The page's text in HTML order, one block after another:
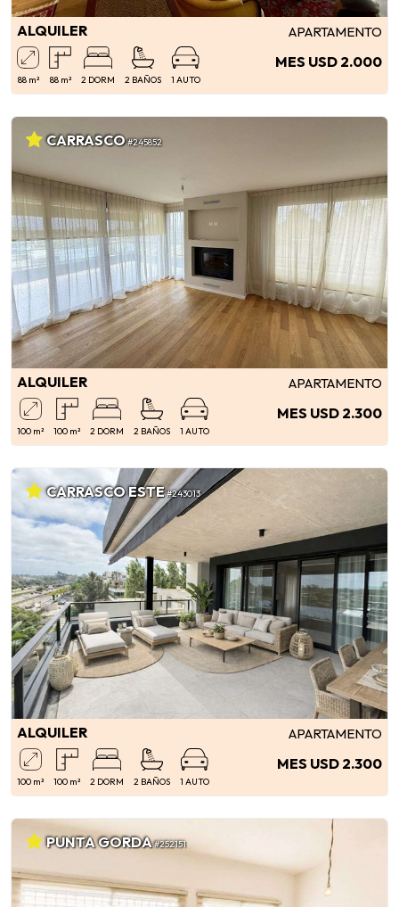
ALQUILER APARTAMENTO
88 m² 88 m² 2 DORM 2 BAÑOS 1 AUTO
MES USD 2.000
CARRASCO#245852
ALQUILER APARTAMENTO
100 m² 100 m² 2 DORM 2 BAÑOS 1 AUTO
MES USD 2.300
CARRASCO ESTE#243013
ALQUILER APARTAMENTO
100 m² 100 m² 2 DORM 2 BAÑOS 1 AUTO
MES USD 2.300
PUNTA GORDA#252151